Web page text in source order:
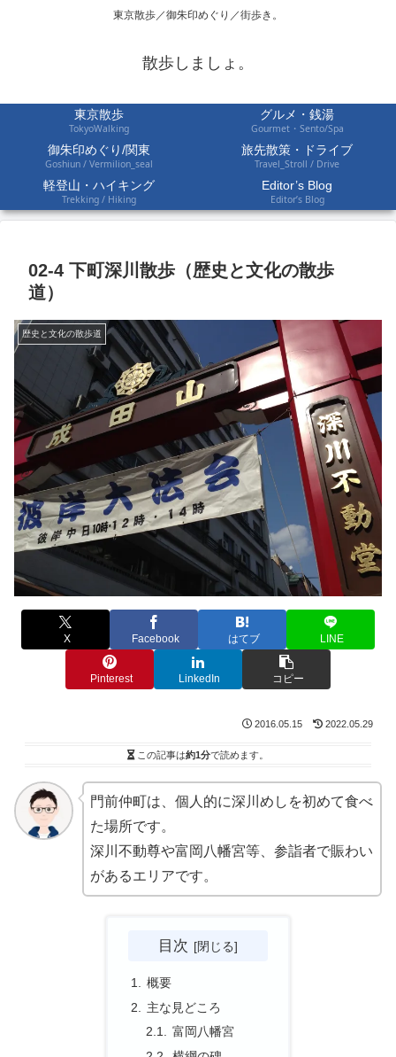
東京散歩／御朱印めぐり／街歩き。
散歩しましょ。
東京散歩
TokyoWalking
グルメ・銭湯
Gourmet・Sento/Spa
御朱印めぐり/関東
Goshiun / Vermilion_seal
旅先散策・ドライブ
Travel_Stroll / Drive
軽登山・ハイキング
Trekking / Hiking
Editor’s Blog
Editor’s Blog
02-4 下町深川散歩（歴史と文化の散歩
道）
歴史と文化の散歩道
X Facebook はてブ LINE
Pinterest LinkedIn コピー
2016.05.15 2022.05.29
この記事は約1分で読めます。
門前仲町は、個人的に深川めしを初めて食べ
た場所です。
深川不動尊や富岡八幡宮等、参詣者で賑わい
があるエリアです。
目次
概要
主な見どころ
富岡八幡宮